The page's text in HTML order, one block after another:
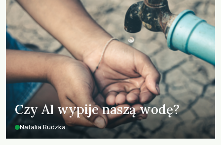
Czy AI wypije naszą wodę?
Natalia Rudzka